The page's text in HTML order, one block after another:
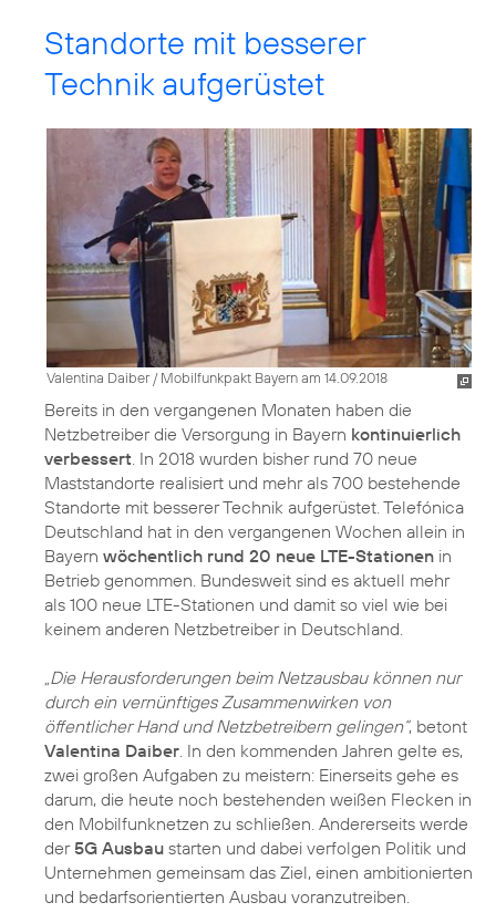
Standorte mit besserer
Technik aufgerüstet
Valentina Daiber / Mobilfunkpakt Bayern am 14.09.2018
Bereits in den vergangenen Monaten haben die
Netzbetreiber die Versorgung in Bayern kontinuierlich
verbessert. In 2018 wurden bisher rund 70 neue
Maststandorte realisiert und mehr als 700 bestehende
Standorte mit besserer Technik aufgerüstet. Telefónica
Deutschland hat in den vergangenen Wochen allein in
Bayern wöchentlich rund 20 neue LTE-Stationen in
Betrieb genommen. Bundesweit sind es aktuell mehr
als 100 neue LTE-Stationen und damit so viel wie bei
keinem anderen Netzbetreiber in Deutschland.
„Die Herausforderungen beim Netzausbau können nur
durch ein vernünftiges Zusammenwirken von
öffentlicher Hand und Netzbetreibern gelingen“, betont
Valentina Daiber. In den kommenden Jahren gelte es,
zwei großen Aufgaben zu meistern: Einerseits gehe es
darum, die heute noch bestehenden weißen Flecken in
den Mobilfunknetzen zu schließen. Andererseits werde
der5G Ausbau starten und dabei verfolgen Politik und
Unternehmen gemeinsam das Ziel, einen ambitionierten
und bedarfsorientierten Ausbau voranzutreiben.